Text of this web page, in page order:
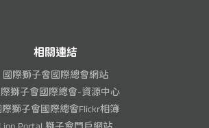
相關連結
國際獅子會國際總會網站
獅子會國際總會-資源中心
際獅子會國際總會Flickr相簿